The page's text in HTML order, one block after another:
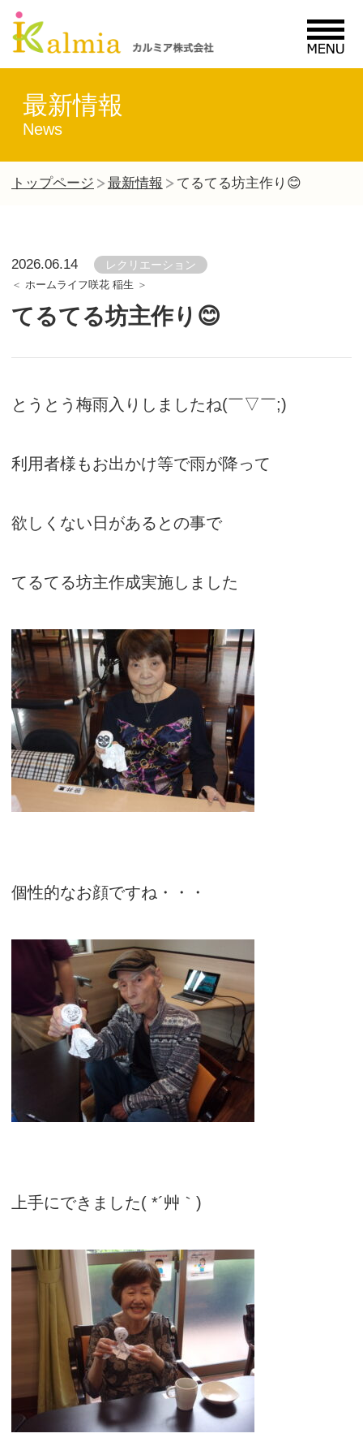
MENU
最新情報
News
トップページ 最新情報 てるてる坊主作り😊
2026.06.14 レクリエーション
ホームライフ咲花 稲生
てるてる坊主作り😊
とうとう梅雨入りしましたね(￣▽￣;)
利用者様もお出かけ等で雨が降って
欲しくない日があるとの事で
てるてる坊主作成実施しました
個性的なお顔ですね・・・
上手にできました( *´艸｀)